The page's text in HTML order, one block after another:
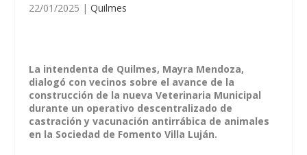
22/01/2025 |Quilmes
La intendenta de Quilmes, Mayra Mendoza,
dialogó con vecinos sobre el avance de la
construcción de la nueva Veterinaria Municipal
durante un operativo descentralizado de
castración y vacunación antirrábica de animales
en la Sociedad de Fomento Villa Luján.